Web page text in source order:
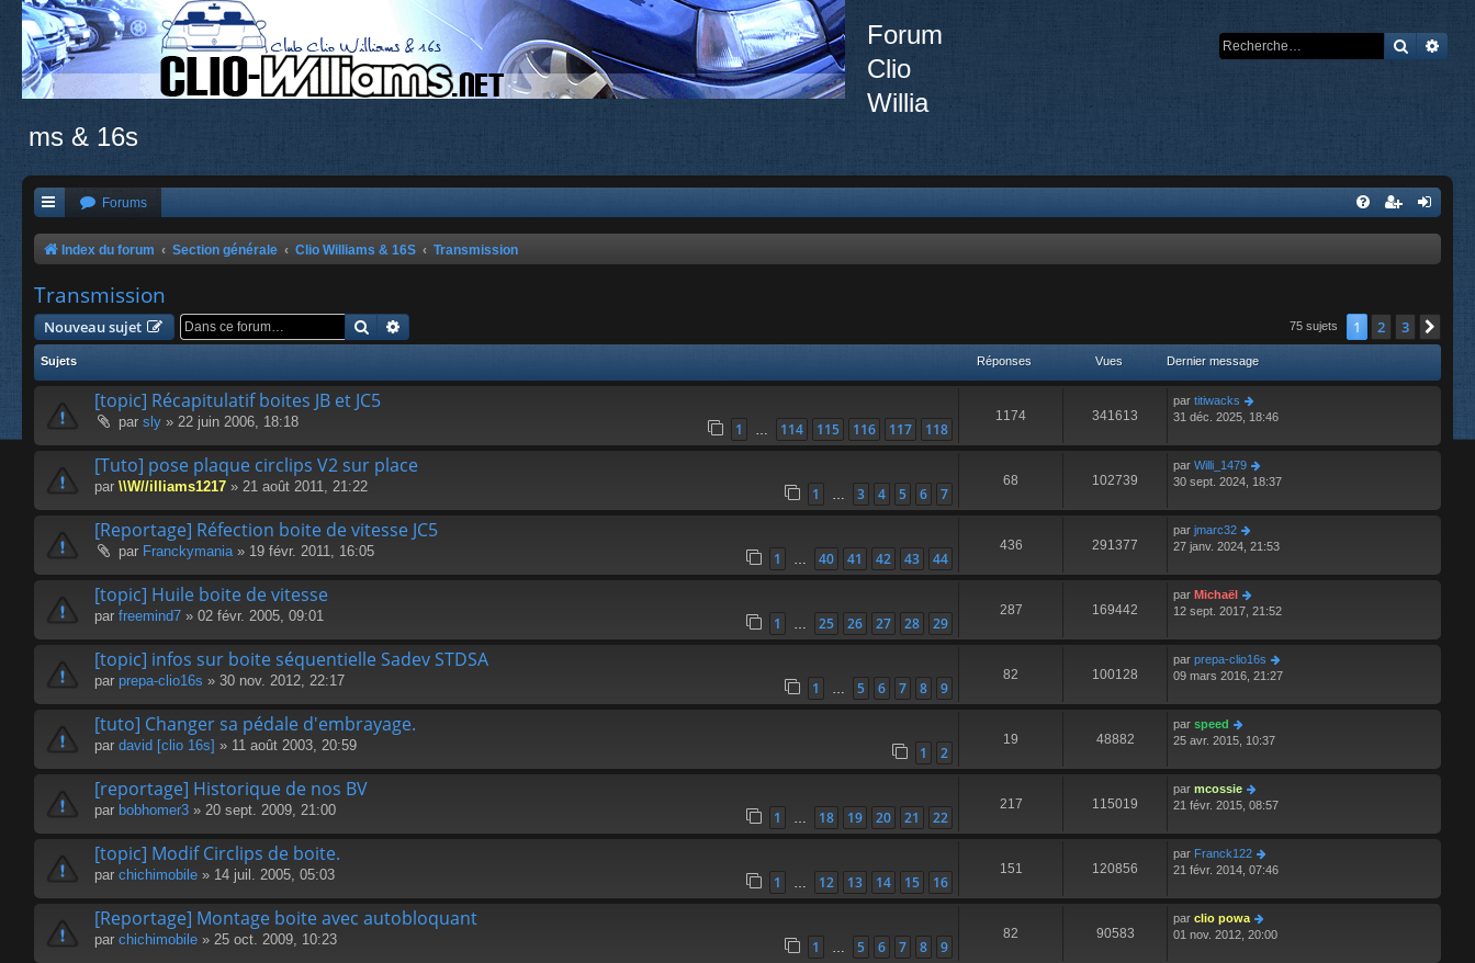
Forum
Clio
Willia
ms & 16s
Forums
Index du forum Section générale Clio Williams & 16S Transmission
Transmission
Nouveau sujet Rechercher 75 sujets 1 2 3
Sujets Réponses Vues Dernier message
[topic] Récapitulatif boites JB et JC5
par sly » 22 juin 2006, 18:18 1 … 114 115 116 117 118
1174 341613
par titiwacks
31 déc. 2025, 18:46
[Tuto] pose plaque circlips V2 sur place
par \\W//illiams1217 » 21 août 2011, 21:22 1 … 3 4 5 6 7
68 102739
par Willi_1479
30 sept. 2024, 18:37
[Reportage] Réfection boite de vitesse JC5
par Franckymania» 19 févr. 2011, 16:05 1 … 40 41 42 43 44
436 291377
par jmarc32
27 janv. 2024, 21:53
[topic] Huile boite de vitesse
par freemind7 » 02 févr. 2005, 09:01 1 … 25 26 27 28 29
287 169442
par Michaël
12 sept. 2017, 21:52
[topic] infos sur boite séquentielle Sadev STDSA
par prepa-clio16s » 30 nov. 2012, 22:17 1 … 5 6 7 8 9
82 100128
par prepa-clio16s
09 mars 2016, 21:27
[tuto] Changer sa pédale d'embrayage.
par david [clio 16s] » 11 août 2003, 20:59 1 2
19 48882
par speed
25 avr. 2015, 10:37
[reportage] Historique de nos BV
par bobhomer3 » 20 sept. 2009, 21:00 1 … 18 19 20 21 22
217 115019
par mcossie
21 févr. 2015, 08:57
[topic] Modif Circlips de boite.
par chichimobile » 14 juil. 2005, 05:03 1 … 12 13 14 15 16
151 120856
par Franck122
21 févr. 2014, 07:46
[Reportage] Montage boite avec autobloquant
par chichimobile » 25 oct. 2009, 10:23 1 … 5 6 7 8 9
82 90583
par clio powa
01 nov. 2012, 20:00